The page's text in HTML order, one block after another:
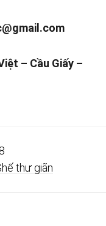
– Cầu Giấy –
thư giãn